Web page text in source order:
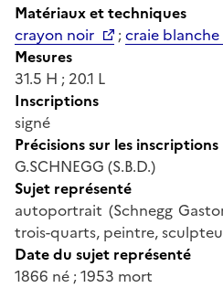
Matériaux et techniques
crayon noir
;craie blanche
Mesures
31.5 H ; 20.1 L
Inscriptions
signé
Précisions sur les inscriptions
G.SCHNEGG (S.B.D.)
Sujet représenté
autoportrait (Schnegg
trois-quarts, peintre,
Date du sujet représenté
1866 né ; 1953 mort